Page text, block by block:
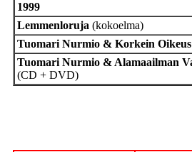
1999
Lemmenloruja (kokoelma)
Tuomari Nurmio & Korkein Oikeus
Tuomari Nurmio & Alamaailman
(CD + DVD)